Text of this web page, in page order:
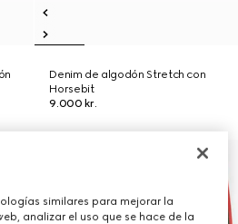
Denim de algodón Stretch con
Horsebit
9.000 kr.
similares para mejorar la
analizar el uso que se hace de la